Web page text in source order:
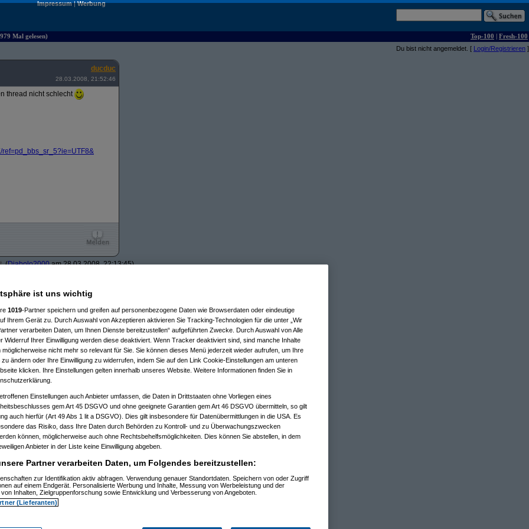
Impressum|Werbung
Mal gelesen) Top-100 | Fresh-100
Du bist nicht angemeldet. [ Login/Registrieren ]
ducduc
28.03.2008, 21:52:46
thread nicht schlecht
ref=pd_bbs_sr_5?ie=UTF8&
(Diabolo2000am 28.03.2008, 22:13:45)
10:17:40)
10:18:27)
10:22:30)
10:29:20)
am 29.03.2008, 10:32:27)
am 29.03.2008, 10:38:55)
16:15:41)
13:46:23)
12:47:46)
13:16:39)
ist uns wichtig
1019-Partner speichern und greifen auf personenbezogene Daten wie Browserdaten oder eindeutige
Ihrem Gerät zu. Durch Auswahl von Akzeptieren aktivieren Sie Tracking-Technologien für die unter „Wir
verarbeiten Daten, um Ihnen Dienste bereitzustellen“ aufgeführten Zwecke. Durch Auswahl von Alle
Widerruf Ihrer Einwilligung werden diese deaktiviert. Wenn Tracker deaktiviert sind, sind manche Inhalte
möglicherweise nicht mehr so relevant für Sie. Sie können dieses Menü jederzeit wieder aufrufen, um Ihre
zu ändern oder Ihre Einwilligung zu widerrufen, indem Sie auf den Link Cookie-Einstellungen am unteren
klicken. Ihre Einstellungen gelten innerhalb unseres Website. Weitere Informationen finden Sie in
Einstellungen auch Anbieter umfassen, die Daten in Drittstaaten ohne Vorliegen eines
gem Art 45 DSGVO und ohne geeignete Garantien gem Art 46 DSGVO übermitteln, so gilt
auch hierfür (Art 49 Abs 1 lit a DSGVO). Dies gilt insbesondere für Datenübermittlungen in die USA. Es
das Risiko, dass Ihre Daten durch Behörden zu Kontroll- und zu Überwachungszwecken
können, möglicherweise auch ohne Rechtsbehelfsmöglichkeiten. Dies können Sie abstellen, in dem
Anbieter in der Liste keine Einwilligung abgeben.
Partner verarbeiten Daten, um Folgendes bereitzustellen:
zur Identifikation aktiv abfragen. Verwendung genauer Standortdaten. Speichern von oder Zugriff
auf einem Endgerät. Personalisierte Werbung und Inhalte, Messung von Werbeleistung und der
Inhalten, Zielgruppenforschung sowie Entwicklung und Verbesserung von Angeboten.
(Lieferanten)